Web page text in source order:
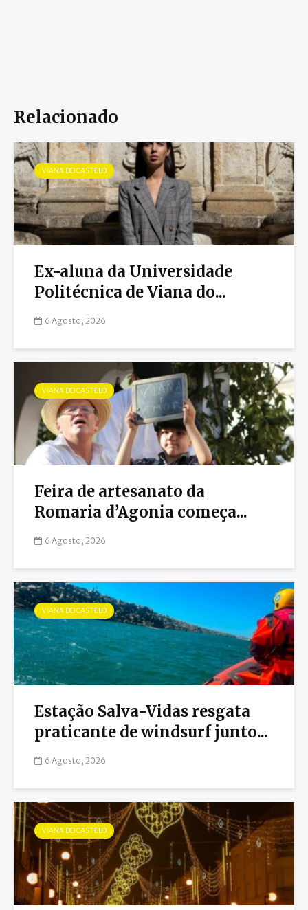
Relacionado
VIANA DO CASTELO
Ex-aluna da Universidade
Politécnica de Viana do...
6 Agosto, 2026
VIANA DO CASTELO
Feira de artesanato da
Romaria d’Agonia começa...
6 Agosto, 2026
VIANA DO CASTELO
Estação Salva-Vidas resgata
praticante de windsurf junto...
6 Agosto, 2026
VIANA DO CASTELO